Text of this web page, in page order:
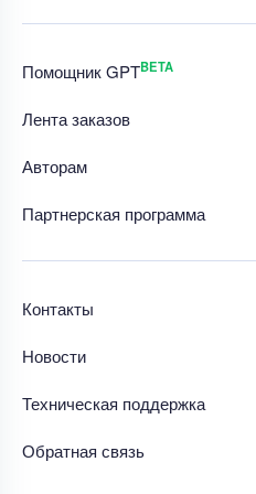
Помощник GPTBETA
Лента заказов
Авторам
Партнерская программа
Контакты
Новости
Техническая поддержка
Обратная связь